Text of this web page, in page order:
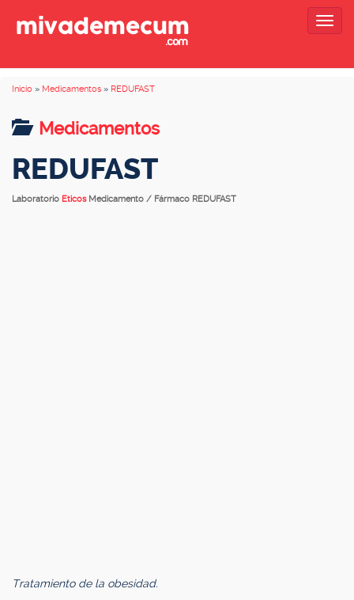
Inicio » Medicamentos » REDUFAST
Medicamentos
REDUFAST
Laboratorio Eticos Medicamento / Fármaco REDUFAST
Tratamiento de la obesidad.